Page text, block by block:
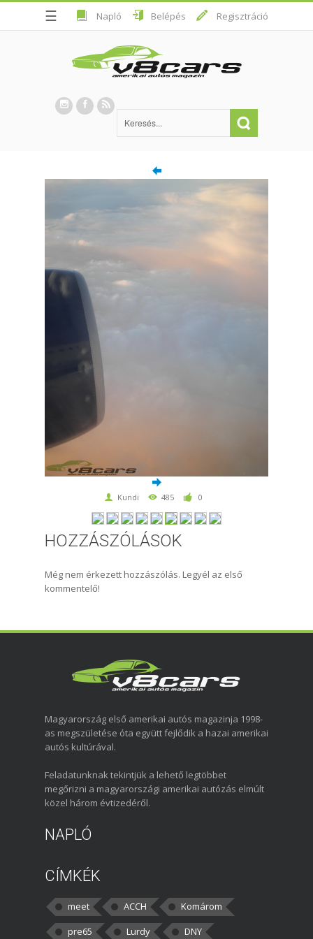
☰ Napló Belépés Regisztráció
Kundi 485 0
HOZZÁSZÓLÁSOK
Még nem érkezett hozzászólás. Legyél az első
kommentelő!
Magyarország első amerikai autós magazinja 1998-
as megszületése óta együtt fejlődik a hazai amerikai
autós kultúrával.
Feladatunknak tekintjük a lehető legtöbbet
megőrizni a magyarországi amerikai autózás elmúlt
közel három évtizedéről.
NAPLÓ
CÍMKÉK
meet ACCH
Komárom
pre65
Lurdy DNY